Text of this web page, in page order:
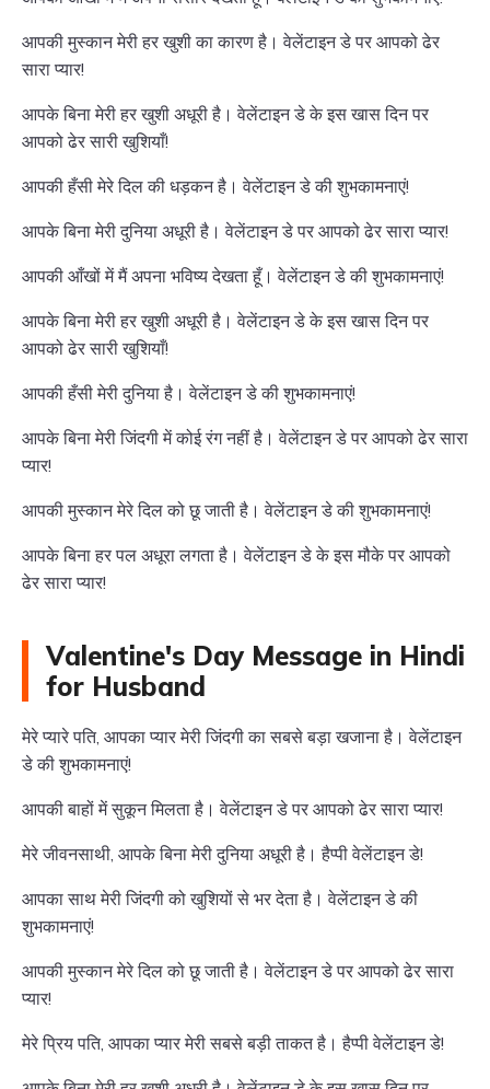
आपकी मुस्कान मेरी हर खुशी का कारण है। वेलेंटाइन डे पर आपको ढेर
सारा प्यार!
आपके बिना मेरी हर खुशी अधूरी है। वेलेंटाइन डे के इस खास दिन पर
आपको ढेर सारी खुशियाँ!
आपकी हँसी मेरे दिल की धड़कन है। वेलेंटाइन डे की शुभकामनाएं!
आपके बिना मेरी दुनिया अधूरी है। वेलेंटाइन डे पर आपको ढेर सारा प्यार!
आपकी आँखों में मैं अपना भविष्य देखता हूँ। वेलेंटाइन डे की शुभकामनाएं!
आपके बिना मेरी हर खुशी अधूरी है। वेलेंटाइन डे के इस खास दिन पर
आपको ढेर सारी खुशियाँ!
आपकी हँसी मेरी दुनिया है। वेलेंटाइन डे की शुभकामनाएं!
आपके बिना मेरी जिंदगी में कोई रंग नहीं है। वेलेंटाइन डे पर आपको ढेर सारा
प्यार!
आपकी मुस्कान मेरे दिल को छू जाती है। वेलेंटाइन डे की शुभकामनाएं!
आपके बिना हर पल अधूरा लगता है। वेलेंटाइन डे के इस मौके पर आपको
ढेर सारा प्यार!
Valentine's Day Message in Hindi
for Husband
मेरे प्यारे पति, आपका प्यार मेरी जिंदगी का सबसे बड़ा खजाना है। वेलेंटाइन
डे की शुभकामनाएं!
आपकी बाहों में सुकून मिलता है। वेलेंटाइन डे पर आपको ढेर सारा प्यार!
मेरे जीवनसाथी, आपके बिना मेरी दुनिया अधूरी है। हैप्पी वेलेंटाइन डे!
आपका साथ मेरी जिंदगी को खुशियों से भर देता है। वेलेंटाइन डे की
शुभकामनाएं!
आपकी मुस्कान मेरे दिल को छू जाती है। वेलेंटाइन डे पर आपको ढेर सारा
प्यार!
मेरे प्रिय पति, आपका प्यार मेरी सबसे बड़ी ताकत है। हैप्पी वेलेंटाइन डे!